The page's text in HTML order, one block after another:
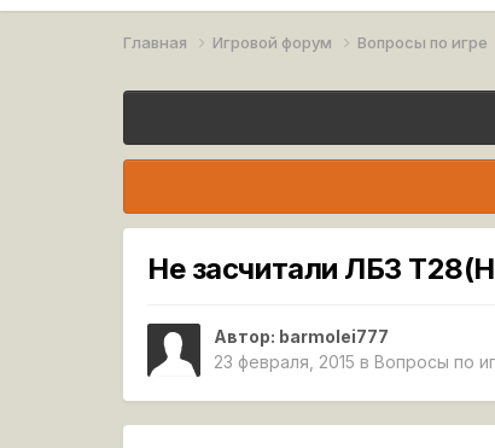
Главная Игровой форум Вопросы по игре
Не засчитали ЛБЗ
Автор: barmolei777
23 февраля, 2015 в Вопросы по